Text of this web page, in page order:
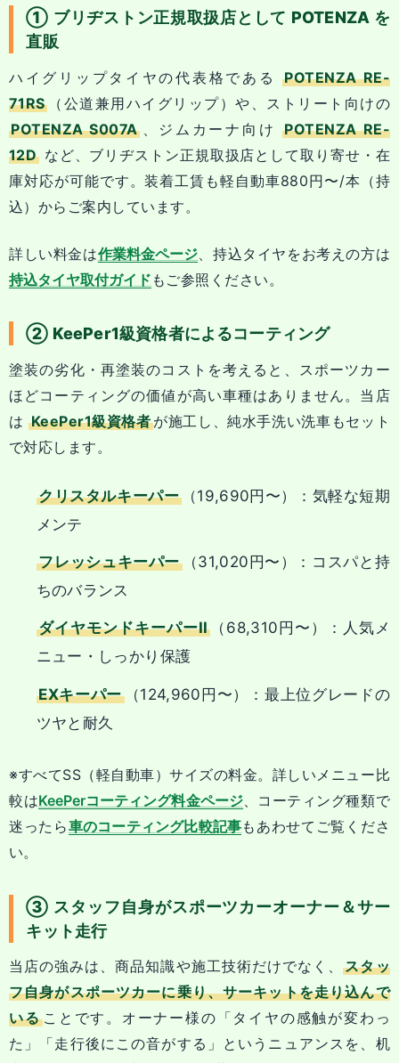
① ブリヂストン正規取扱店として POTENZA を
直販
ハイグリップタイヤの代表格であるPOTENZA RE-
71RS
（公道兼用ハイグリップ）や、ストリート向けの
POTENZA S007A 、ジムカーナ向けPOTENZA RE-
12Dなど、ブリヂストン正規取扱店として取り寄せ・在
庫対応が可能です。装着工賃も軽自動車880円〜/本（持
込）からご案内しています。
詳しい料金は作業料金ページ、持込タイヤをお考えの方は
持込タイヤ取付ガイド もご参照ください。
② KeePer1級資格者によるコーティング
塗装の劣化・再塗装のコストを考えると、スポーツカー
ほどコーティングの価値が高い車種はありません。当店
はKeePer1級資格者が施工し、純水手洗い洗車もセット
で対応します。
クリスタルキーパー（19,690円〜）：気軽な短期
メンテ
フレッシュキーパー（31,020円〜）：コスパと持
ちのバランス
ダイヤモンドキーパーII（68,310円〜）：人気メ
ニュー・しっかり保護
EXキーパー（124,960円〜）：最上位グレードの
ツヤと耐久
※すべてSS（軽自動車）サイズの料金。詳しいメニュー比
較はKeePerコーティング料金ページ、コーティング種類で
迷ったら車のコーティング比較記事もあわせてご覧くださ
い。
③ スタッフ自身がスポーツカーオーナー＆サー
キット走行
当店の強みは、商品知識や施工技術だけでなく、スタッ
フ自身がスポーツカーに乗り、サーキットを走り込んで
いることです。オーナー様の「タイヤの感触が変わっ
た」「走行後にこの音がする」というニュアンスを、机